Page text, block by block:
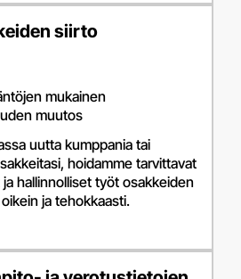
siirto
mukainen
muutos
uutta kumppania tai
hoidamme tarvittavat
hallinnolliset työt osakkeiden
ja tehokkaasti.